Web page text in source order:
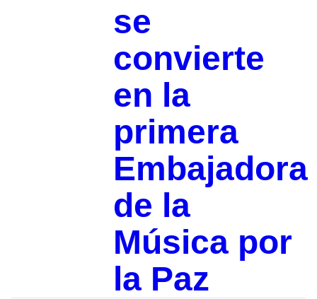
se
convierte
en la
primera
Embajadora
de la
Música por
la Paz